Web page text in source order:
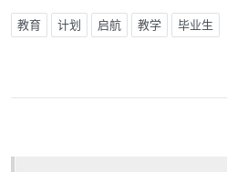
教育 计划 启航 教学 毕业生